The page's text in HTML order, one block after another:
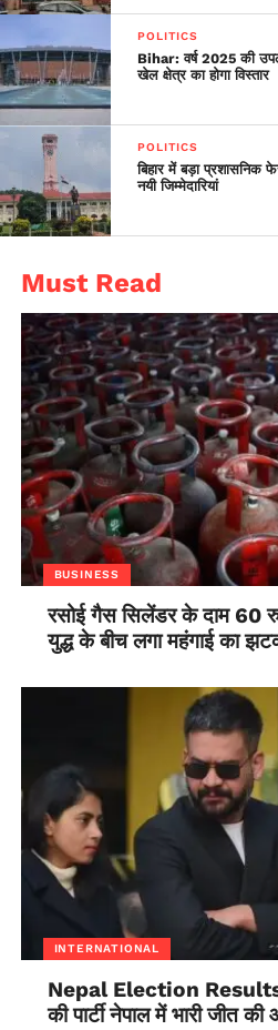
POLITICS
Bihar: वर्ष 2025 की
खेल क्षेत्र का होगा विस्तार
POLITICS
बिहार में बड़ा प्रशासनिक
नयी जिम्मेदारियां
Must Read
BUSINESS
रसोई गैस सिलेंडर के दाम 60
युद्ध के बीच लगा महंगाई का
INTERNATIONAL
Nepal Election Results
की पार्टी नेपाल में भारी जीत